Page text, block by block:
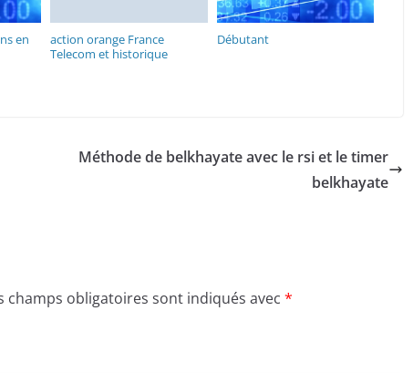
en
action orange France
Telecom et historique
Débutant
Méthode de belkhayate avec le rsi et le timer
belkhayate
champs obligatoires sont indiqués avec *